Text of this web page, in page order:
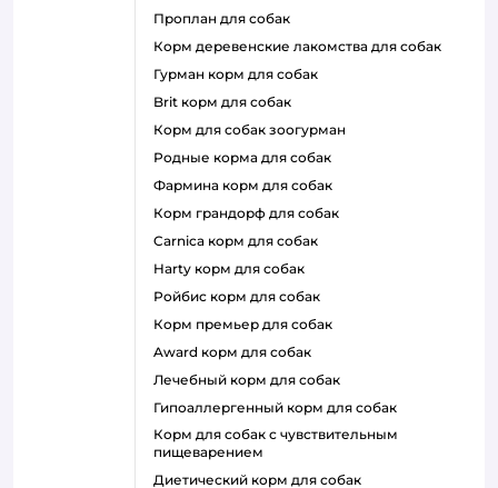
проплан для собак
корм деревенские лакомства для собак
гурман корм для собак
brit корм для собак
корм для собак зоогурман
родные корма для собак
фармина корм для собак
корм грандорф для собак
carnica корм для собак
harty корм для собак
ройбис корм для собак
корм премьер для собак
award корм для собак
лечебный корм для собак
гипоаллергенный корм для собак
корм для собак с чувствительным
пищеварением
диетический корм для собак